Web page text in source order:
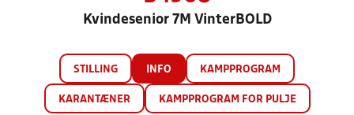
Kvindesenior 7M VinterBOLD
STILLING INFO KAMPPROGRAM
KARANTÆNER KAMPPROGRAM FOR PULJE